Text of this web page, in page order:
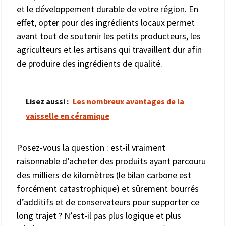
et le développement durable de votre région. En
effet, opter pour des ingrédients locaux permet
avant tout de soutenir les petits producteurs, les
agriculteurs et les artisans qui travaillent dur afin
de produire des ingrédients de qualité.
Lisez aussi : Les nombreux avantages de la
vaisselle en céramique
Posez-vous la question : est-il vraiment
raisonnable d’acheter des produits ayant parcouru
des milliers de kilomètres (le bilan carbone est
forcément catastrophique) et sûrement bourrés
d’additifs et de conservateurs pour supporter ce
long trajet ? N’est-il pas plus logique et plus